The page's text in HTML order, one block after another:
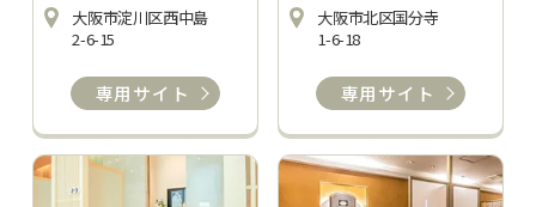
大阪市淀川区西中島
2-6-15
専用サイト
大阪市北区国分寺
1-6-18
専用サイト